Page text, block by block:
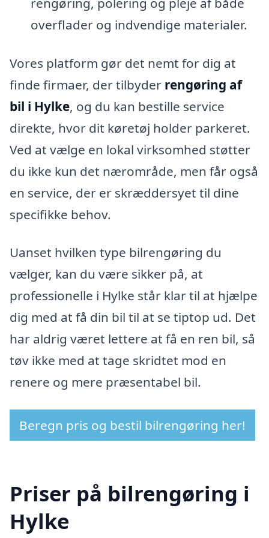
overflader og indvendige materialer.
Vores platform gør det nemt for dig at
finde firmaer, der tilbyder rengøring af
bil i Hylke, og du kan bestille service
direkte, hvor dit køretøj holder parkeret.
Ved at vælge en lokal virksomhed støtter
du ikke kun det nærområde, men får også
en service, der er skræddersyet til dine
specifikke behov.
Uanset hvilken type bilrengøring du
vælger, kan du være sikker på, at
professionelle i Hylke står klar til at hjælpe
dig med at få din bil til at se tiptop ud. Det
har aldrig været lettere at få en ren bil, så
tøv ikke med at tage skridtet mod en
renere og mere præsentabel bil.
Beregn pris og bestil bilrengøring her!
Priser på bilrengøring i
Hylke